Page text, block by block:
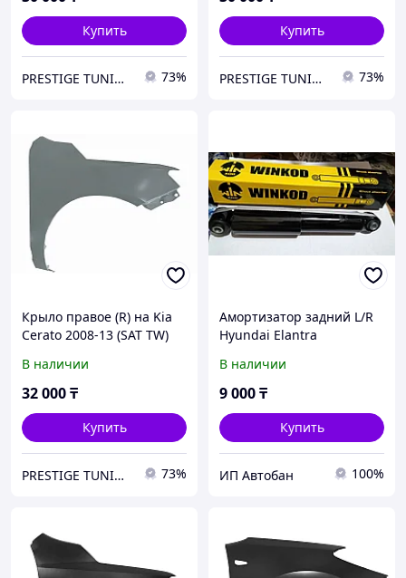
Купить
PRESTIGE TUNING 73%
Купить
PRESTIGE TUNING 73%
Крыло правое (R) на Kia
Cerato 2008-13 (SAT TW)
В наличии
32 000₸
Купить
PRESTIGE TUNING 73%
Амортизатор задний L/R
Hyundai Elantra
2011-/Veloster 2011-/Kia
Cerato 2011-/Rio 2011-
В наличии
9 000₸
Купить
ИП Автобан 100%